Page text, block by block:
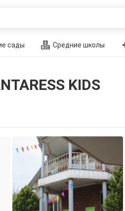
сады Средние школы
KIDS